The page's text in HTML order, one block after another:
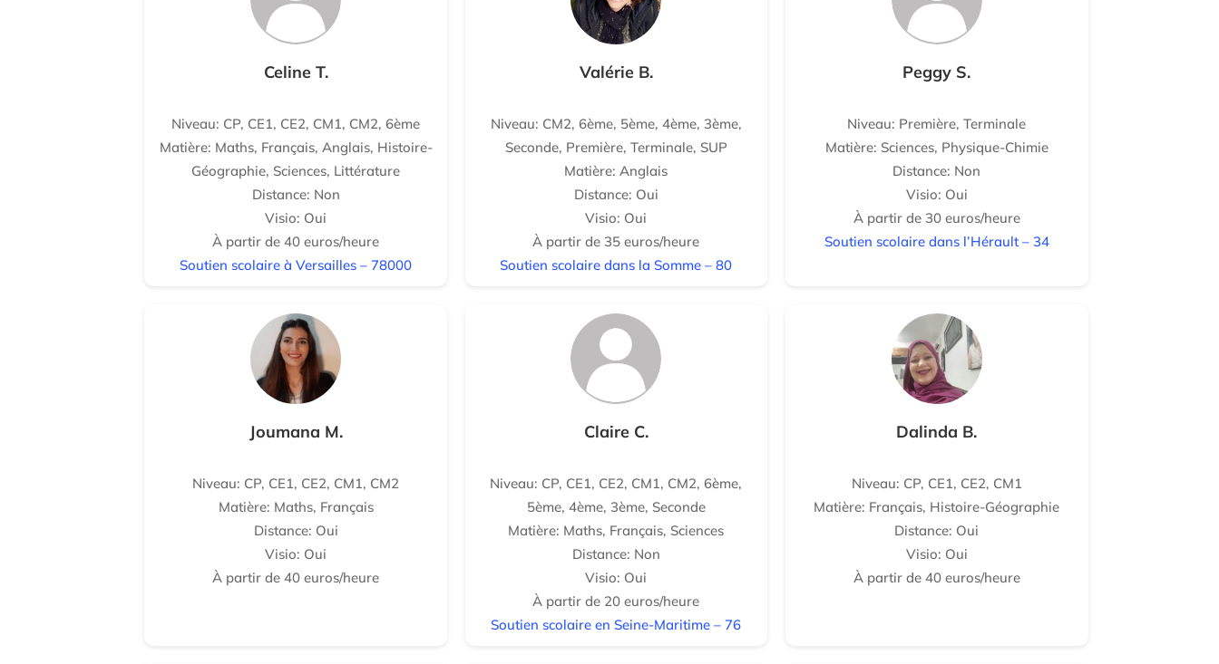
Celine T.
Niveau: CP, CE1, CE2, CM1, CM2, 6ème
Matière: Maths, Français, Anglais, Histoire-
Géographie, Sciences, Littérature
Distance: Non
Visio: Oui
À partir de 40 euros/heure
Soutien scolaire à Versailles – 78000
Valérie B.
Niveau: CM2, 6ème, 5ème, 4ème, 3ème,
Seconde, Première, Terminale, SUP
Matière: Anglais
Distance: Oui
Visio: Oui
À partir de 35 euros/heure
Soutien scolaire dans la Somme – 80
Peggy S.
Niveau: Première, Terminale
Matière: Sciences, Physique-Chimie
Distance: Non
Visio: Oui
À partir de 30 euros/heure
Soutien scolaire dans l’Hérault – 34
Joumana M.
Niveau: CP, CE1, CE2, CM1, CM2
Matière: Maths, Français
Distance: Oui
Visio: Oui
À partir de 40 euros/heure
Claire C.
Niveau: CP, CE1, CE2, CM1, CM2, 6ème,
5ème, 4ème, 3ème, Seconde
Matière: Maths, Français, Sciences
Distance: Non
Visio: Oui
À partir de 20 euros/heure
Soutien scolaire en Seine-Maritime – 76
Dalinda B.
Niveau: CP, CE1, CE2, CM1
Matière: Français, Histoire-Géographie
Distance: Oui
Visio: Oui
À partir de 40 euros/heure